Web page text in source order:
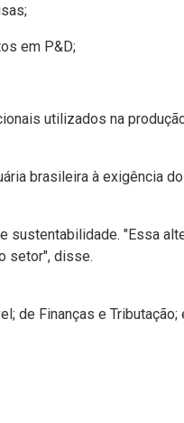
em P&D;
utilizados na
brasileira à exigência
sustentabilidade. "Essa
setor", disse.
de Finanças e Tributação;